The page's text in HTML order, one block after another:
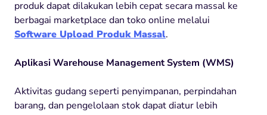
produk dapat dilakukan lebih cepat secara massal ke
berbagai marketplace dan toko online melalui
Software Upload Produk Massal.
Aplikasi Warehouse Management System (WMS)
Aktivitas gudang seperti penyimpanan, perpindahan
barang, dan pengelolaan stok dapat diatur lebih